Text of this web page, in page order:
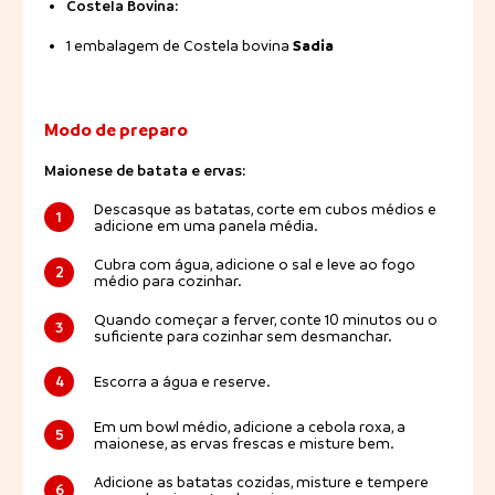
Costela Bovina:
1 embalagem de Costela bovina Sadia
Modo de preparo
Maionese de batata e ervas:
1
Descasque as batatas, corte em cubos médios e
adicione em uma panela média.
2
Cubra com água, adicione o sal e leve ao fogo
médio para cozinhar.
3
Quando começar a ferver, conte 10 minutos ou o
suficiente para cozinhar sem desmanchar.
4 Escorra a água e reserve.
5
Em um bowl médio, adicione a cebola roxa, a
maionese, as ervas frescas e misture bem.
6
Adicione as batatas cozidas, misture e tempere